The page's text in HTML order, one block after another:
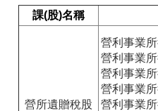
課(股)名稱
營所遺贈稅股
營利事業
營利事業
營利事業
營利事業
營利事業